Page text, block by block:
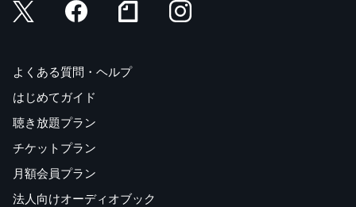
よくある質問・ヘルプ
はじめてガイド
聴き放題プラン
チケットプラン
月額会員プラン
法人向けオーディオブック